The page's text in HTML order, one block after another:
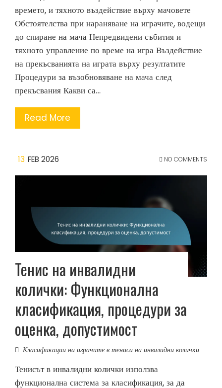
времето, и тяхното въздействие върху мачовете
Обстоятелства при нараняване на играчите, водещи
до спиране на мача Непредвидени събития и
тяхното управление по време на игра Въздействие
на прекъсванията на играта върху резултатите
Процедури за възобновяване на мача след
прекъсвания Какви са…
Read More
13 FEB 2026 NO COMMENTS
Тенис на инвалидни
колички: Функционална
класификация, процедури за
оценка, допустимост
Класификации на играчите в тениса на инвалидни колички
Тенисът в инвалидни колички използва
функционална система за класификация, за да